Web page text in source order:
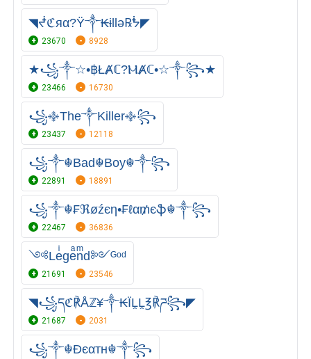
◥ᖫℭяα?Ÿ༒₭ɨllǝ℞ᖭ◤
23670 8928
★꧁༒☆•฿ŁȺℂ?ⲘȺℂ•☆༒꧂★
23466 16730
꧁࿇The༒Killer࿇꧂
23437 12118
꧁༒☬Bad☬Boy☬༒꧂
22891 18891
꧁༒☬₣ℜøźєη•₣ℓα₥єֆ☬༒꧂
22467 36836
༺Leͥgeͣnͫd༻ᴳᵒᵈ
21691 23546
◥꧁དℭ℟Åℤ¥༒₭ÏḼḼ℥℟ཌ꧂◤
21687 2031
꧁༒☬Ðєαтн☬༒꧂